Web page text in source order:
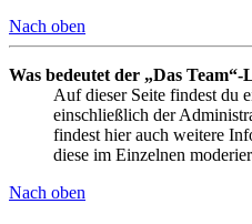
Nach oben
Was bedeutet der „Das
Auf dieser Seite findest du
einschließlich der
findest hier auch weitere
diese im Einzelnen
Nach oben